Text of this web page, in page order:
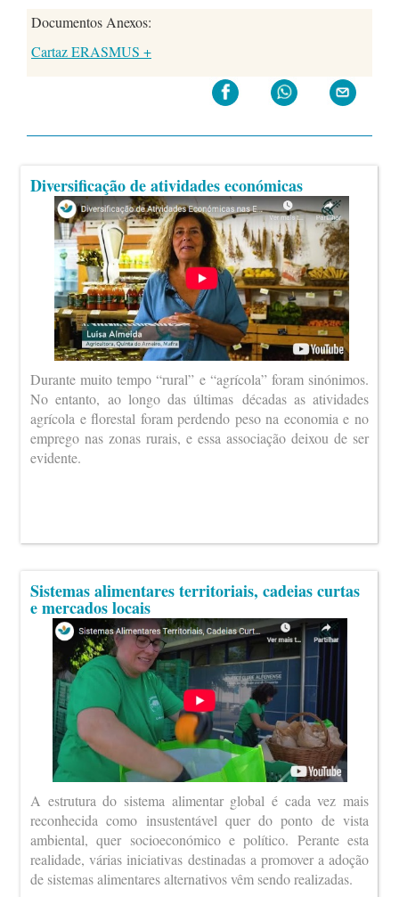
Documentos Anexos:
Cartaz ERASMUS +
Diversificação de atividades económicas
Durante muito tempo “rural” e “agrícola” foram sinónimos.
No entanto, ao longo das últimas décadas as atividades
agrícola e florestal foram perdendo peso na economia e no
emprego nas zonas rurais, e essa associação deixou de ser
evidente.
Sistemas alimentares territoriais, cadeias curtas
e mercados locais
A estrutura do sistema alimentar global é cada vez mais
reconhecida como insustentável quer do ponto de vista
ambiental, quer socioeconómico e político. Perante esta
realidade, várias iniciativas destinadas a promover a adoção
de sistemas alimentares alternativos vêm sendo realizadas.